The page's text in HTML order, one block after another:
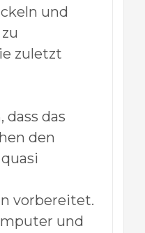
und
zuletzt
dass das
den
vorbereitet.
und